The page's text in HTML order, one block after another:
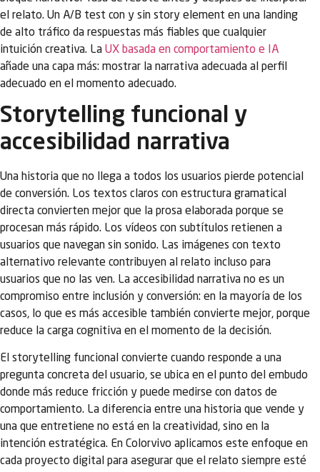
el relato. Un A/B test con y sin story element en una landing
de alto tráfico da respuestas más fiables que cualquier
intuición creativa. La UX basada en comportamiento e IA
añade una capa más: mostrar la narrativa adecuada al perfil
adecuado en el momento adecuado.
Storytelling funcional y
accesibilidad narrativa
Una historia que no llega a todos los usuarios pierde potencial
de conversión. Los textos claros con estructura gramatical
directa convierten mejor que la prosa elaborada porque se
procesan más rápido. Los vídeos con subtítulos retienen a
usuarios que navegan sin sonido. Las imágenes con texto
alternativo relevante contribuyen al relato incluso para
usuarios que no las ven. La accesibilidad narrativa no es un
compromiso entre inclusión y conversión: en la mayoría de los
casos, lo que es más accesible también convierte mejor, porque
reduce la carga cognitiva en el momento de la decisión.
El storytelling funcional convierte cuando responde a una
pregunta concreta del usuario, se ubica en el punto del embudo
donde más reduce fricción y puede medirse con datos de
comportamiento. La diferencia entre una historia que vende y
una que entretiene no está en la creatividad, sino en la
intención estratégica. En Colorvivo aplicamos este enfoque en
cada proyecto digital para asegurar que el relato siempre esté